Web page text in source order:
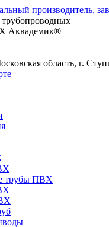
Аквадемик®
область, г.
трубы ПВХ